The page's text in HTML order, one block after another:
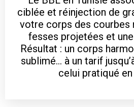
ciblée et réinjection de
votre corps des courbes
fesses projetées et
Résultat : un corps
sublimé… à un tarif
celui pratiqué